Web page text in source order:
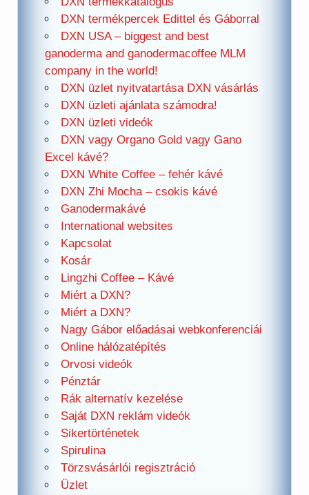
DXN termékpercek Edittel és Gáborral
DXN USA – biggest and best
ganoderma and ganodermacoffee MLM
company in the world!
DXN üzlet nyitvatartása DXN vásárlás
DXN üzleti ajánlata számodra!
DXN üzleti videók
DXN vagy Organo Gold vagy Gano
Excel kávé?
DXN White Coffee – fehér kávé
DXN Zhi Mocha – csokis kávé
Ganodermakávé
International websites
Kapcsolat
Kosár
Lingzhi Coffee – Kávé
Miért a DXN?
Miért a DXN?
Nagy Gábor előadásai webkonferenciái
Online hálózatépítés
Orvosi videók
Pénztár
Rák alternatív kezelése
Saját DXN reklám videók
Sikertörténetek
Spirulina
Törzsvásárlói regisztráció
Üzlet